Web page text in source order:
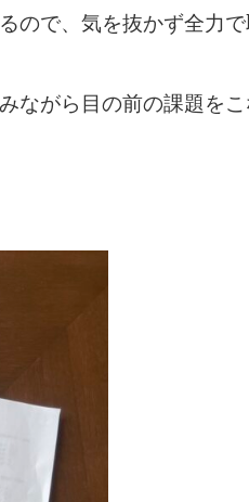
ので、気を抜かず全力で
ながら目の前の課題を